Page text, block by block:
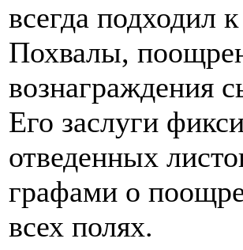
всегда подходил
Похвалы,
вознаграждения
Его заслуги
отведенных
графами о
всех полях.